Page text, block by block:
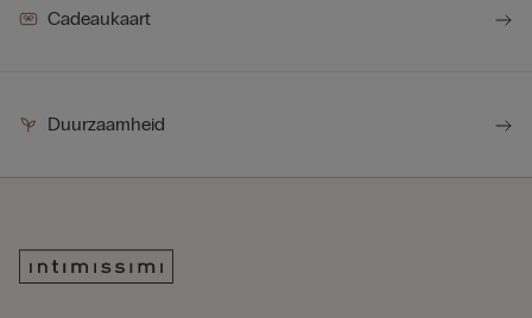
Cadeaukaart
Duurzaamheid